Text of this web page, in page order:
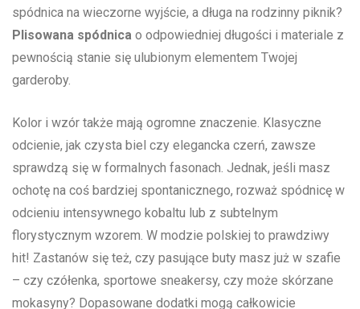
spódnica na ‍wieczorne​ wyjście,⁣ a długa na rodzinny piknik?
Plisowana spódnica o odpowiedniej długości ‌i materiale z
pewnością stanie się ulubionym elementem Twojej
garderoby.
Kolor‌ i wzór także mają ogromne znaczenie. ⁤Klasyczne
odcienie, jak czysta biel czy elegancka czerń, zawsze
sprawdzą się w formalnych fasonach. Jednak, jeśli⁢ masz
ochotę na coś ⁣bardziej spontanicznego, rozważ spódnicę w
odcieniu intensywnego kobaltu lub z subtelnym
florystycznym wzorem. W modzie polskiej to prawdziwy
⁢hit! Zastanów się⁣ też, czy‍ pasujące​ buty ⁣masz ⁣już w szafie
– czy czółenka, sportowe sneakersy, ​czy może skórzane
mokasyny? Dopasowane ⁤dodatki mogą ​całkowicie